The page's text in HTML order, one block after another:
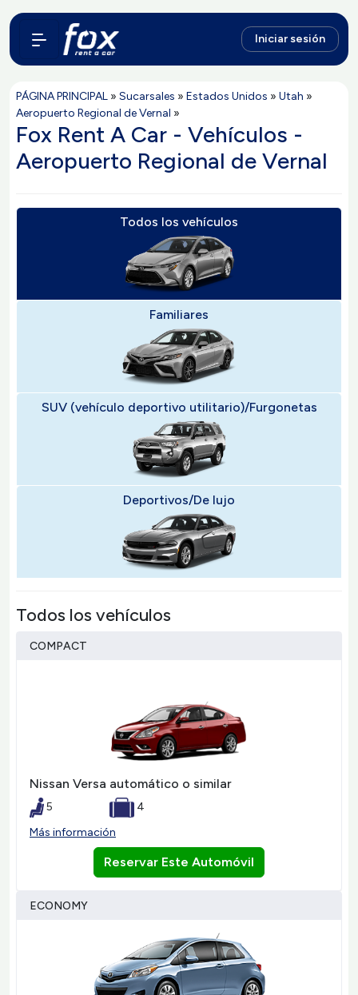
Iniciar sesión
PÁGINA PRINCIPAL » Sucarsales » Estados Unidos » Utah »
Aeropuerto Regional de Vernal »
Fox Rent A Car - Vehículos -
Aeropuerto Regional de Vernal
Todos los vehículos
Familiares
SUV (vehículo deportivo utilitario)/Furgonetas
Deportivos/De lujo
Todos los vehículos
COMPACT
Nissan Versa automático o similar
5
4
Más información
Reservar Este Automóvil
ECONOMY